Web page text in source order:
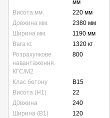
мм
Висота мм.
220 мм
Довжина мм.
2380 мм
Ширина мм.
1190 мм
Вага кг.
1320 кг
Розрахункове
навантаження.
КГС/М2
800
Клас бетону
B15
Висота (Н1)
22
Д0вжина
240
Ширина (В1)
120